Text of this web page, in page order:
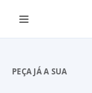
PEÇA JÁ A SUA